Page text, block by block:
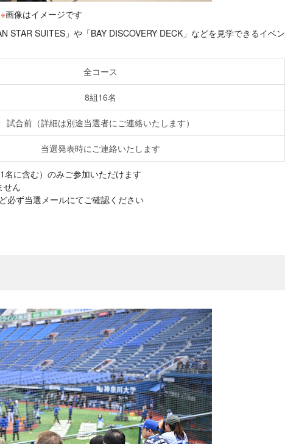
※画像はイメージです
STAR SUITES」や「BAY DISCOVERY DECK」などを見学できるイベン
全コース
8組16名
試合前（詳細は別途当選者にご連絡いたします）
当選発表時にご連絡いたします
に含む）のみご参加いただけます
せん
必ず当選メールにてご確認ください